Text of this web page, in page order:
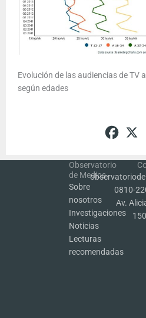
Evolución de las audiencias de TV
según edades
Observatorio
de Medios
Sobre
nosotros
Investigaciones
Noticias
Lecturas
recomendadas
0810-
Av.